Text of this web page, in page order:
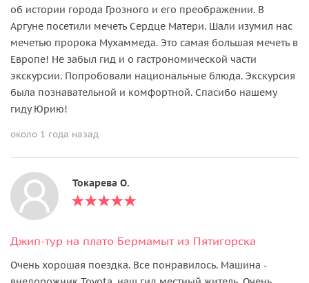
об истории города Грозного и его преображении. В
Аргуне посетили мечеть Сердце Матери. Шали изумил нас
мечетью пророка Мухаммеда. Это самая большая мечеть в
Европе! Не забыл гид и о гастрономической части
экскурсии. Попробовали национальные блюда. Экскурсия
была познавательной и комфортной. Спасибо нашему
гиду Юрию!
около 1 года назад
Токарева О.
Джип-тур на плато Бермамыт из Пятигорска
Очень хорошая поездка. Все понравилось. Машина -